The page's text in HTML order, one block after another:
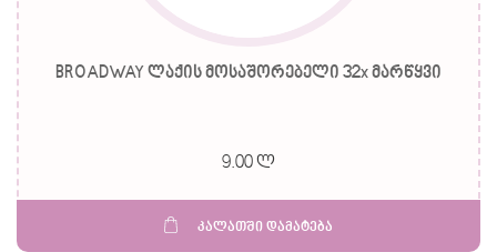
BROADWAY ლაქის მოსაშორებელი 32x მარწყვი
9.00 ლ
კალათში დამატება